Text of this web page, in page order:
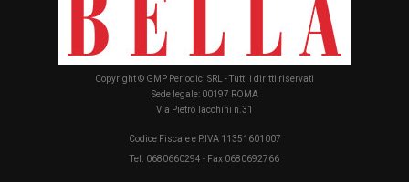
Copyright © GMP Periodici SRL - Tutti i diritti riservati
Sede legale: 00197 ROMA
Via Pietro Tacchini n.31
Codice Fiscale e P.IVA 11351601007
Tel. 0680660294 - Fax 0680692766